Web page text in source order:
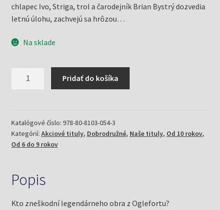
chlapec Ivo, Striga, trol a čarodejník Brian Bystrý dozvedia
letnú úlohu, zachvejú sa hrôzou…
Na sklade
(Ibbotson,
Eva)
Pridať do košíka
Katalógové číslo: 978-80-8103-054-3
Kategórií: Akciové tituly, Dobrodružné, Naše tituly, Od 10 rokov,
Od 6 do 9 rokov
Popis
Kto zneškodní legendárneho obra z Oglefortu?